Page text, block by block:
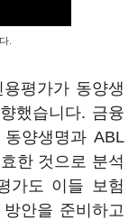
.
평가가 동양생
했습니다. 금융
동양생명과 ABL
한 것으로 분석
가도 이들 보험
안을 준비하고